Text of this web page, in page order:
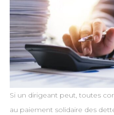
Si un dirigeant peut, toutes
au paiement solidaire des